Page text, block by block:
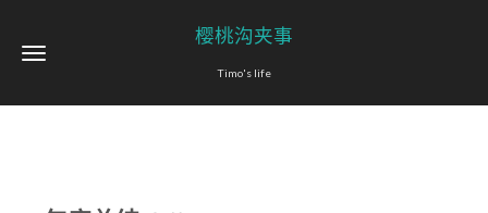
樱桃沟夹事
Timo's life